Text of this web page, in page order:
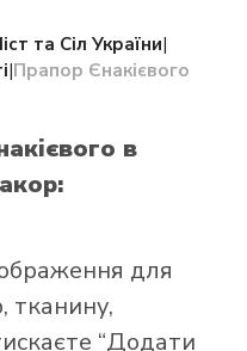
та Сіл України|
|Прапор Єнакієвого
в
для
тканину,
“Додати